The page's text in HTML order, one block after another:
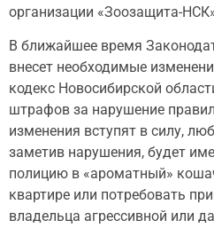
организации «Зоозащита-
В ближайшее время
внесет необходимые
кодекс Новосибирской
штрафов за нарушение
изменения вступят в силу,
заметив нарушения, будет
полицию в «ароматный»
квартире или потребовать
владельца агрессивной или